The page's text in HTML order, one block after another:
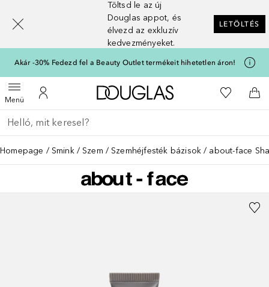
Töltsd le az új
Douglas appot, és
élvezd az exkluzív
kedvezményeket.
LETÖLTÉS
Akár -30% Fedezd fel a Beauty Outlet termékeit hihetetlen áron!
MenüMenü megnyitása
A fiókomhoz
A Douglas Főoldalra
A
Menj vissza
Keresés végrehajtása
Homepage Smink Szem Szemhéjfesték bázisok about-face
[navigation.slideout.screenreader]